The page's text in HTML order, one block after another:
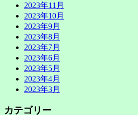
2023年11月
2023年10月
2023年9月
2023年8月
2023年7月
2023年6月
2023年5月
2023年4月
2023年3月
カテゴリー